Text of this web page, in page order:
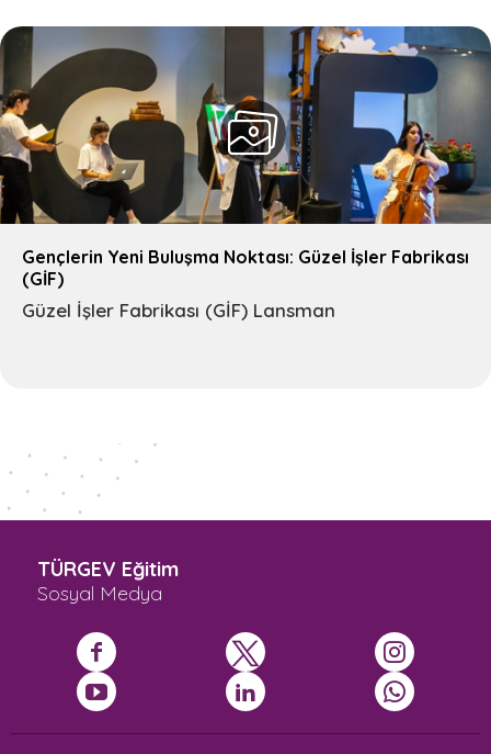
Gençlerin Yeni Buluşma Noktası: Güzel İşler Fabrikası
(GİF)
Güzel İşler Fabrikası (GİF) Lansman
TÜRGEV Eğitim
Sosyal Medya